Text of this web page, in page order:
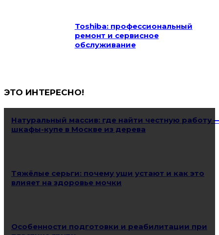
Toshiba: профессиональный
ремонт и сервисное
обслуживание
ЭТО ИНТЕРЕСНО!
Натуральный массив: где найти честную работу
шкафы-купе в Москве из дерева
Тяжёлые серьги: почему уши устают и как это
влияет на здоровье мочки
Особенности подготовки и реабилитации при